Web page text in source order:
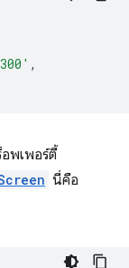
,
พเพอร์ตี้
นี่คือ